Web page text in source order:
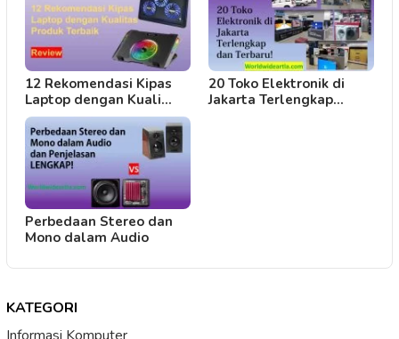
12 Rekomendasi Kipas
Laptop dengan Kuali…
20 Toko Elektronik di
Jakarta Terlengkap…
Perbedaan Stereo dan
Mono dalam Audio
KATEGORI